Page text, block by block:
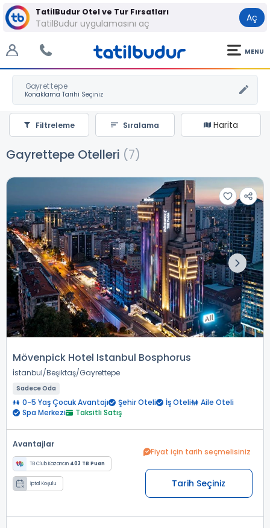
TatilBudur Otel ve Tur Fırsatları
TatilBudur uygulamasını aç Aç
MENU
Gayrettepe
Harita
Sıralama
Filtreleme
Gayrettepe Otelleri (7)
Mövenpick Hotel Istanbul Bosphorus
İstanbul Beşiktaş Gayrettepe
Sadece Oda
0-5 Yaş Çocuk Avantajı Şehir Oteli İş Oteli
Aile Oteli
Spa Merkezi
Taksitli Satış
Avantajlar
TB Club Kazancın 403 TB Puan
İptal Koşulu
Fiyat için tarih seçmelisiniz
Tarih Seçiniz